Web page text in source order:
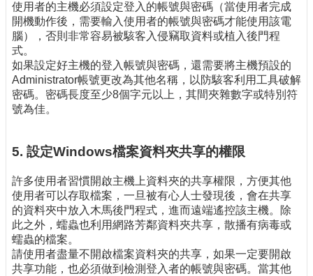
使用者的主機必須設定登入的帳號與密碼（當使用者完成
開機動作後，需要輸入使用者的帳號與密碼才能使用該電
腦），否則非常容易被駭客入侵竊取資料或植入後門程
式。
如果設定好主機的登入帳號與密碼，還需要將主機預設的
Administrator帳號更改為其他名稱，以防駭客利用工具破解
密碼。密碼長度至少8個字元以上，其間夾雜數字或特別符
號為佳。
5. 設定Windows檔案資料夾共享的權限
許多使用者習慣開啟主機上資料夾的共享權限，方便其他
使用者可以存取檔案，一旦被有心人士發現後，會在共享
的資料夾中放入木馬後門程式，進而遠端遙控該主機。除
此之外，蠕蟲也利用網路芳鄰資料夾共享，散播有病毒或
蠕蟲的檔案。
請使用者盡量不開啟檔案資料夾的共享，如果一定要開啟
共享功能，也必須做到檢測登入者的帳號與密碼。當其他